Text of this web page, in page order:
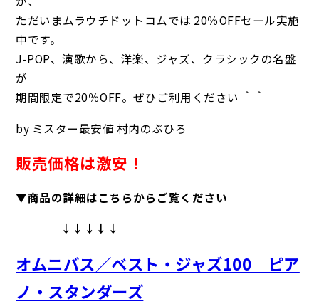
ただいまムラウチドットコムでは 20％OFFセール実施
中です。
J-POP、演歌から、洋楽、ジャズ、クラシックの名盤
が
期間限定で20％OFF。ぜひご利用ください ＾＾
by ミスター最安値 村内のぶひろ
販売価格は激安！
▼商品の詳細はこちらからご覧ください
↓↓↓↓↓
オムニバス／ベスト・ジャズ100 ピア
ノ・スタンダーズ